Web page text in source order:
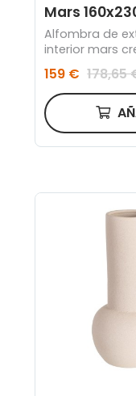
Mars
Alfombra de
interior mars
159 € 178,65